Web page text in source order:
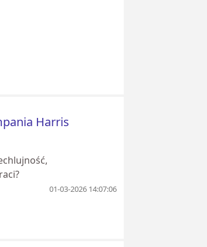
Harris
01-03-2026 14:07:06